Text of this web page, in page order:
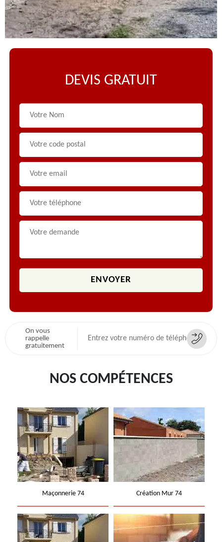
DEVIS GRATUIT
On vous
rappelle
gratuitement
NOS COMPÉTENCES
Maçonnerie 74 Création Mur 74